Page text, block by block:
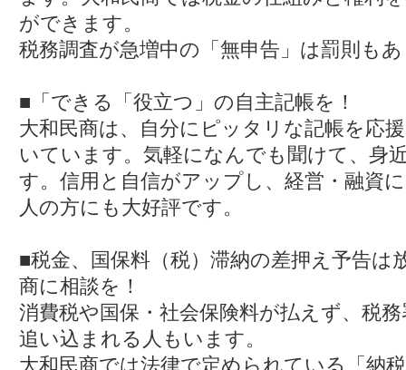
2023.05.25 2023年5月号『民商しんぶん
2023.05.16 2023年4月号『民商しんぶん
2023.05.16
2023年2月号『民商しんぶ
2023.05.16 2023年1月号『民商しんぶん
2023.05.16 2022年12月号『民商しんぶ
2022.11.22 年末調整学習会のお知らせ
2022.10.17 2022年・秋の健康診断
ができます。
税務調査が急増中の「無申告」は罰則も
■「できる「役立つ」の自主記帳を！
大和民商は、自分にピッタリな記帳を応
いています。気軽になんでも聞けて、身
す。信用と自信がアップし、経営・融資
人の方にも大好評です。
■税金、国保料（税）滞納の差押え予告は
商に相談を！
消費税や国保・社会保険料が払えず、税
追い込まれる人もいます。
大和民商では法律で定められている「納